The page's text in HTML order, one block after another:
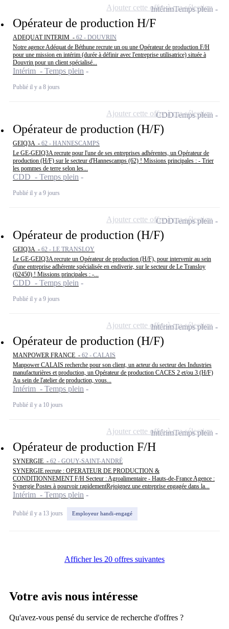
Opérateur de production H/F
ADEQUAT INTERIM - 62 - DOUVRIN
Notre agence Adéquat de Béthune recrute un ou une Opérateur de production F/H
pour une mission en intérim (durée à définir avec l'entreprise utilisatrice) située à
Douvrin pour un client spécialisé...
Intérim - Temps plein
Publié il y a 8 jours
IntérimTemps plein
Ajouter cette offre à ma sélection
Opérateur de production (H/F)
GEIQ3A - 62 - HANNESCAMPS
Le GE-GEIQ3A recrute pour l'une de ses entreprises adhérentes, un Opérateur de
production (H/F) sur le secteur d'Hannescamps (62) ! Missions principales : - Trier
les pommes de terre selon les...
CDD - Temps plein
Publié il y a 9 jours
CDDTemps plein
Ajouter cette offre à ma sélection
Opérateur de production (H/F)
GEIQ3A - 62 - LE TRANSLOY
Le GE-GEIQ3A recrute un Opérateur de production (H/F), pour intervenir au sein
d'une entreprise adhérente spécialisée en endiverie, sur le secteur de Le Transloy
(62450) ! Missions principales : -...
CDD - Temps plein
Publié il y a 9 jours
CDDTemps plein
Ajouter cette offre à ma sélection
Opérateur de production (H/F)
MANPOWER FRANCE - 62 - CALAIS
Manpower CALAIS recherche pour son client, un acteur du secteur des Industries
manufacturières et production, un Opérateur de production CACES 2 et/ou 3 (H/F)
Au sein de l'atelier de production, vous...
Intérim - Temps plein
Publié il y a 10 jours
IntérimTemps plein
Ajouter cette offre à ma sélection
Opérateur de production F/H
SYNERGIE - 62 - GOUY-SAINT-ANDRÉ
SYNERGIE recrute : OPERATEUR DE PRODUCTION &
CONDITIONNEMENT F/H Secteur : Agroalimentaire - Hauts-de-France Agence :
Synergie Postes à pourvoir rapidementRejoignez une entreprise engagée dans la...
Intérim - Temps plein
Publié il y a 13 jours Employeur handi-engagé
IntérimTemps plein
Ajouter cette offre à ma sélection
Afficher les 20 offres suivantes
Votre avis nous intéresse
Qu'avez-vous pensé du service de recherche d'offres ?